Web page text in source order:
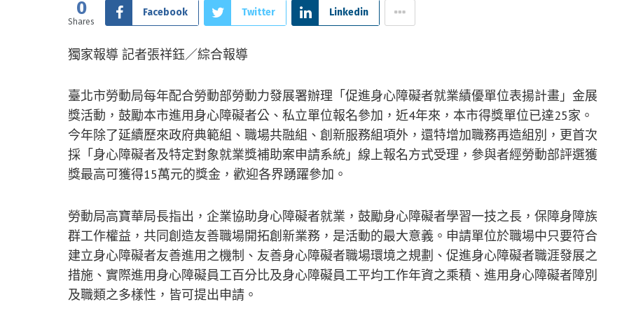
0
Shares
Facebook Twitter Linkedin
獨家報導 記者張祥鈺／綜合報導
臺北市勞動局每年配合勞動部勞動力發展署辦理「促進身心障礙者就業績優單位表揚計畫」金展
獎活動，鼓勵本市進用身心障礙者公、私立單位報名參加，近4年來，本市得獎單位已達25家。
今年除了延續歷來政府典範組、職場共融組、創新服務組項外，還特增加職務再造組別，更首次
採「身心障礙者及特定對象就業獎補助案申請系統」線上報名方式受理，參與者經勞動部評選獲
獎最高可獲得15萬元的獎金，歡迎各界踴躍參加。
勞動局高寶華局長指出，企業協助身心障礙者就業，鼓勵身心障礙者學習一技之長，保障身障族
群工作權益，共同創造友善職場開拓創新業務，是活動的最大意義。申請單位於職場中只要符合
建立身心障礙者友善進用之機制、友善身心障礙者職場環境之規劃、促進身心障礙者職涯發展之
措施、實際進用身心障礙員工百分比及身心障礙員工平均工作年資之乘積、進用身心障礙者障別
及職類之多樣性，皆可提出申請。